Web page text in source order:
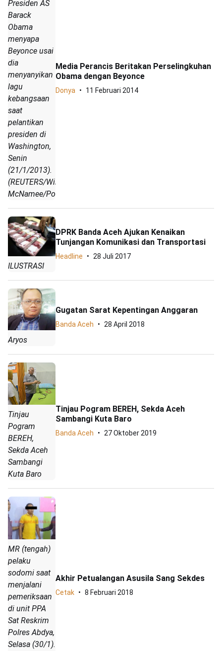
Presiden AS
Barack
Obama
menyapa
Beyonce usai
dia
menyanyikan
lagu
kebangsaan
saat
pelantikan
presiden di
Washington,
Senin
(21/1/2013).
(REUTERS/Win
McNamee/Pool)
Media Perancis Beritakan Perselingkuhan
Obama dengan Beyonce
Donya 11 Februari 2014
ILUSTRASI
DPRK Banda Aceh Ajukan Kenaikan
Tunjangan Komunikasi dan Transportasi
Headline 28 Juli 2017
Aryos
Gugatan Sarat Kepentingan Anggaran
Banda Aceh 28 April 2018
Tinjau
Pogram
BEREH,
Sekda Aceh
Sambangi
Kuta Baro
Tinjau Pogram BEREH, Sekda Aceh
Sambangi Kuta Baro
Banda Aceh 27 Oktober 2019
MR (tengah)
pelaku
sodomi saat
menjalani
pemeriksaan
di unit PPA
Sat Reskrim
Polres Abdya,
Selasa (30/1).
Akhir Petualangan Asusila Sang Sekdes
Cetak 8 Februari 2018